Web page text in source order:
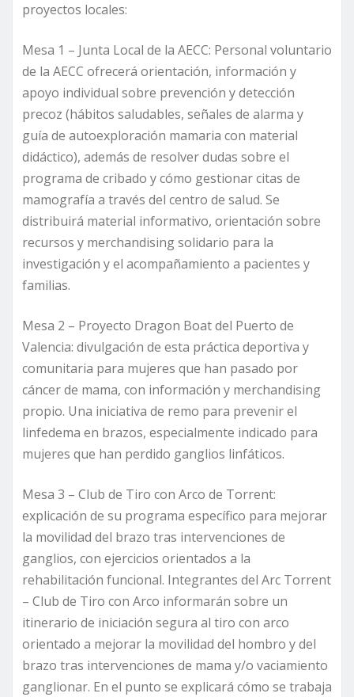
proyectos locales:
Mesa 1 – Junta Local de la AECC: Personal voluntario
de la AECC ofrecerá orientación, información y
apoyo individual sobre prevención y detección
precoz (hábitos saludables, señales de alarma y
guía de autoexploración mamaria con material
didáctico), además de resolver dudas sobre el
programa de cribado y cómo gestionar citas de
mamografía a través del centro de salud. Se
distribuirá material informativo, orientación sobre
recursos y merchandising solidario para la
investigación y el acompañamiento a pacientes y
familias.
Mesa 2 – Proyecto Dragon Boat del Puerto de
Valencia: divulgación de esta práctica deportiva y
comunitaria para mujeres que han pasado por
cáncer de mama, con información y merchandising
propio. Una iniciativa de remo para prevenir el
linfedema en brazos, especialmente indicado para
mujeres que han perdido ganglios linfáticos.
Mesa 3 – Club de Tiro con Arco de Torrent:
explicación de su programa específico para mejorar
la movilidad del brazo tras intervenciones de
ganglios, con ejercicios orientados a la
rehabilitación funcional. Integrantes del Arc Torrent
– Club de Tiro con Arco informarán sobre un
itinerario de iniciación segura al tiro con arco
orientado a mejorar la movilidad del hombro y del
brazo tras intervenciones de mama y/o vaciamiento
ganglionar. En el punto se explicará cómo se trabaja